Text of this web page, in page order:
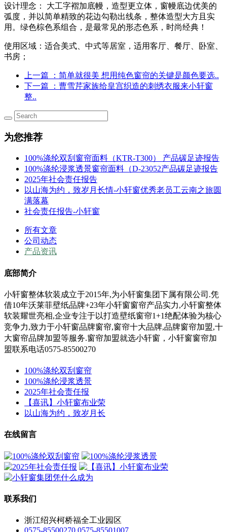
设计理念： 大工字褶加底幔，造型更立体，窗幔底边优美的
弧度，并以简单精致的花边勾勒出线条，整体造型大方且实
用。绿色棕色系组合，是最常见的形态色系，时尚经典！
使用区域：适合美式、中式等居室，适用客厅、餐厅、卧室、
书房；
上一篇
：简单就很美 想用纯色窗帘的关键是颜色要选..
下一篇
：曹雪芹家族给皇宫织造的刺绣衣服来小轩窗
整..
为您推荐
100%涤纶双刮窗帘面料（KTR-T300） 产品碳足迹报告
100%涤纶浸浆透景窗帘面料（D-23052产品碳足迹报告
2025年社会责任报告
以山海为约，致岁月长情-小轩窗优秀老员工云南之旅圆
满落幕
社会责任报告-小轩窗
所有文章
公司动态
产品资讯
底部简介
小轩窗整体软装成立于2015年,为小轩窗集团下属有限公司.凭
借10年沃莱菲壁纸品牌+23年小轩窗窗帘产品实力,小轩窗整体
软装耀世亮相,企业专注于以打造壁纸窗帘1+1绝配体验为核心
竞争力,致力于小轩窗品牌窗帘,窗帘十大品牌,品牌窗帘加盟,十
大窗帘品牌加盟等服务.窗帘加盟就选小轩窗，小轩窗窗帘加
盟联系电话0575-85500270
100%涤纶双刮窗帘
100%涤纶浸浆透景
2025年社会责任报
【喜讯】小轩窗布业荣
以山海为约，致岁月长
在线留言
联系我们
浙江绍兴柯桥福全工业园区